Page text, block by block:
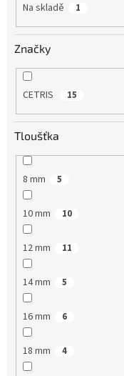
Na skladě 1
Značky
CETRIS 15
Tloušťka
8 mm 5
10 mm 10
12 mm 11
14 mm 5
16 mm 6
18 mm 4